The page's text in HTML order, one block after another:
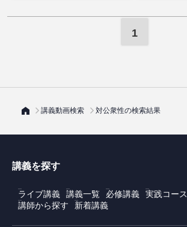
1
講義動画検索 対公衆性の検索結果
講義を探す
ライブ講義 講義一覧 必修講義 実践コース
講師から探す
新着講義